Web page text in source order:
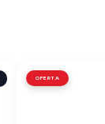
OFERTA